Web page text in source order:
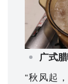
广式
“秋风起